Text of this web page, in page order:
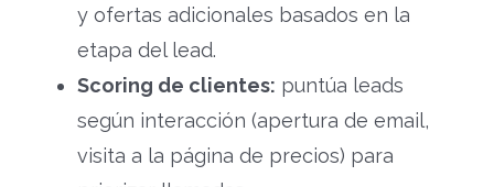
y ofertas adicionales basados en la
etapa del lead.
Scoring de clientes: puntúa leads
según interacción (apertura de email,
visita a la página de precios) para